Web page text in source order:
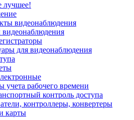
лучшее!
видеонаблюдения
для видеонаблюдения
учета рабочего времени
контроль доступа
контроллеры, конвертеры
карты